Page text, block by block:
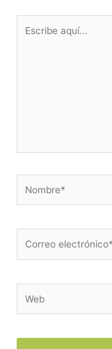
aquí...
electrónico*